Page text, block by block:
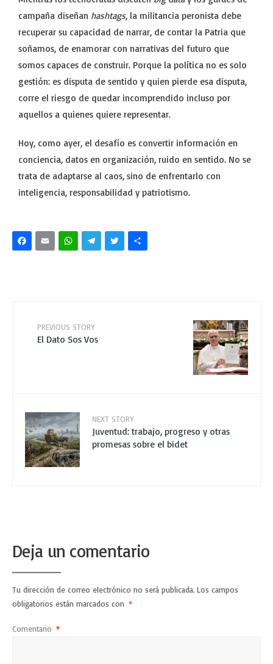
campaña diseñan hashtags, la militancia peronista debe
recuperar su capacidad de narrar, de contar la Patria que
soñamos, de enamorar con narrativas del futuro que
somos capaces de construir. Porque la política no es solo
gestión: es disputa de sentido y quien pierde esa disputa,
corre el riesgo de quedar incomprendido incluso por
aquellos a quienes quiere representar.
Hoy, como ayer, el desafío es convertir información en
conciencia, datos en organización, ruido en sentido. No se
trata de adaptarse al caos, sino de enfrentarlo con
inteligencia, responsabilidad y patriotismo.
Facebook
EmailWhatsApp
Telegram
Twitter
PREVIOUS STORY
El Dato Sos Vos
NEXT STORY
Juventud: trabajo, progreso y otras
promesas sobre el bidet
Deja un comentario
Tu dirección de correo electrónico no será publicada. Los campos
obligatorios están marcados con *
Comentario *